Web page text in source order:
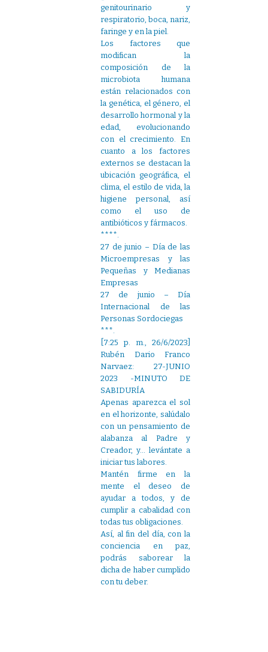
genitourinario y
respiratorio, boca, nariz,
faringe y en la piel.
Los factores que
modifican la
composición de la
microbiota humana
están relacionados con
la genética, el género, el
desarrollo hormonal y la
edad, evolucionando
con el crecimiento. En
cuanto a los factores
externos se destacan la
ubicación geográfica, el
clima, el estilo de vida, la
higiene personal, así
como el uso de
antibióticos y fármacos.
****.
27 de junio – Día de las
Microempresas y las
Pequeñas y Medianas
Empresas
27 de junio – Día
Internacional de las
Personas Sordociegas
***.
[7:25 p. m., 26/6/2023]
Rubén Dario Franco
Narvaez: 27-JUNIO
2023 -MINUTO DE
SABIDURÍA
Apenas aparezca el sol
en el horizonte, salúdalo
con un pensamiento de
alabanza al Padre y
Creador, y… levántate a
iniciar tus labores.
Mantén firme en la
mente el deseo de
ayudar a todos, y de
cumplir a cabalidad con
todas tus obligaciones.
Así, al fin del día, con la
conciencia en paz,
podrás saborear la
dicha de haber cumplido
con tu deber.